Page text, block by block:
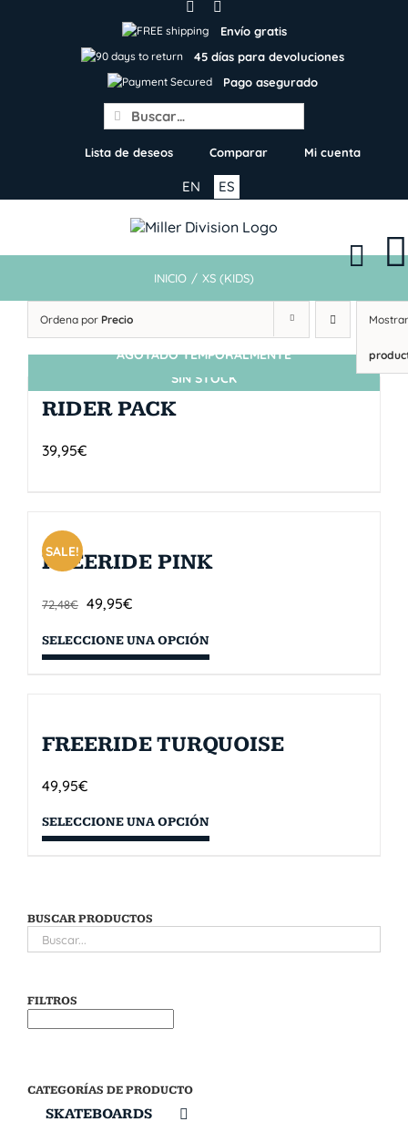
Envío gratis
45 días para devoluciones
Pago asegurado
Search
for:
Lista de deseos Comparar Mi cuenta
ES
EN
INICIO / XS (KIDS)
Ordena por Precio
SIN STOCK
AGOTADO TEMPORALMENTE
RIDER PACK
39,95€
SALE!
FREERIDE PINK
72,48€ 49,95€
SELECCIONE UNA OPCIÓN
FREERIDE TURQUOISE
49,95€
SELECCIONE UNA OPCIÓN
BUSCAR PRODUCTOS
FILTROS
CATEGORÍAS DE PRODUCTO
SKATEBOARDS